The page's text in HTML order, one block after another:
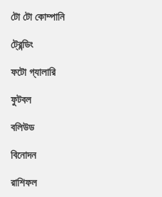
টো টো কোম্পানি
ট্রেন্ডিং
ফটো গ্যালারি
ফুটবল
বলিউড
বিনোদন
রাশিফল